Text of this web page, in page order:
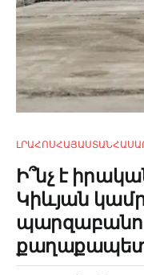
ԼՐԱՀՈՍՀԱՅԱՍՏԱՆ
Ի՞նչ է
Կիևյան